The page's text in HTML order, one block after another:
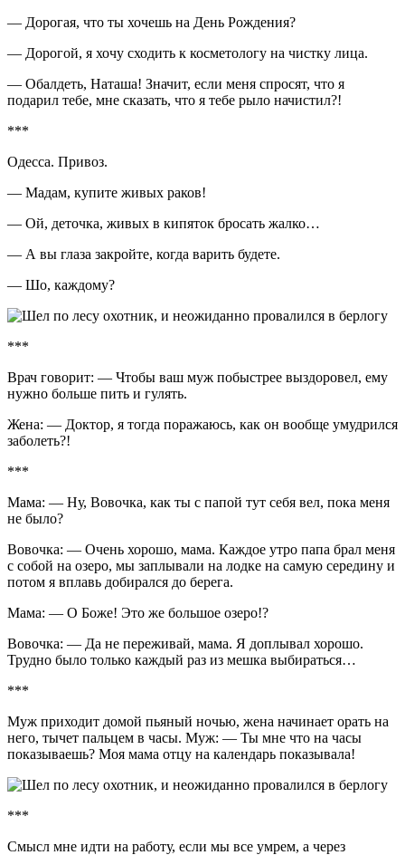
— Дорогая, что ты хочешь на День Рождения?
— Дорогой, я хочу сходить к косметологу на чистку лица.
— Обалдеть, Наташа! Значит, если меня спросят, что я
подарил тебе, мне сказать, что я тебе рыло начистил?!
***
Одесса. Привоз.
— Мадам, купите живых раков!
— Ой, деточка, живых в кипяток бросать жалко…
— А вы глаза закройте, когда варить будете.
— Шо, каждому?
***
Врач говорит: — Чтобы ваш муж побыстрее выздоровел, ему
нужно больше пить и гулять.
Жена: — Доктор, я тогда поражаюсь, как он вообще умудрился
заболеть?!
***
Мама: — Ну, Вовочка, как ты с папой тут себя вел, пока меня
не было?
Вовочка: — Очень хорошо, мама. Каждое утро папа брал меня
с собой на озеро, мы заплывали на лодке на самую середину и
потом я вплавь добирался до берега.
Мама: — О Боже! Это же большое озеро!?
Вовочка: — Да не переживай, мама. Я доплывал хорошо.
Трудно было только каждый раз из мешка выбираться…
***
Муж приходит домой пьяный ночью, жена начинает орать на
него, тычет пальцем в часы. Муж: — Ты мне что на часы
показываешь? Моя мама отцу на календарь показывала!
***
Смысл мне идти на работу, если мы все умрем, а через